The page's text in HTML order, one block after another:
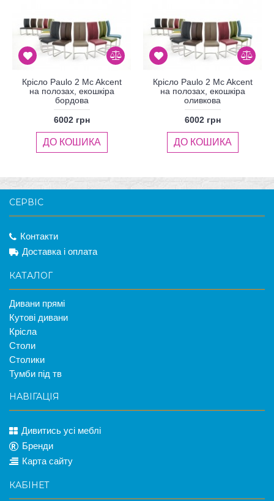
Крісло Paulo 2 Mc Akcent
на полозах, екошкіра
бордова
6002 грн
ДО КОШИКА
Крісло Paulo 2 Mc Akcent
на полозах, екошкіра
оливкова
6002 грн
ДО КОШИКА
СЕРВІС
Контакти
Доставка і оплата
КАТАЛОГ
Дивани прямі
Кутові дивани
Крісла
Столи
Столики
Тумби під тв
НАВІГАЦІЯ
Дивитись усі меблі
Бренди
Карта сайту
КАБІНЕТ